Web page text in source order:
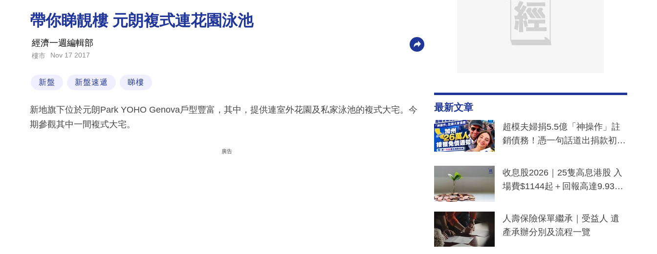
帶你睇靚樓 元朗複式連花園泳池
經濟一週編輯部
樓市 Nov 17 2017
新盤 新盤速遞 睇樓
新地旗下位於元朗Park YOHO Genova戶型豐富，其中，提供連室外花園及私家泳池的複式大宅。今
期參觀其中一間複式大宅。
廣告
最新文章
超模夫婦捐5.5億「神操作」註
銷債務！憑一句話道出捐款初
一度被誤當詐騙手段
收息股2026｜25隻高息港股 入
場費$1144起＋回報高達9.93
人壽保險保單繼承｜受益人 遺
產承辦分別及流程一覽